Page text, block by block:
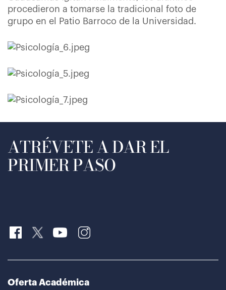
procedieron a tomarse la tradicional foto de
grupo en el Patio Barroco de la Universidad.
ATRÉVETE A DAR EL
PRIMER PASO
Oferta Académica